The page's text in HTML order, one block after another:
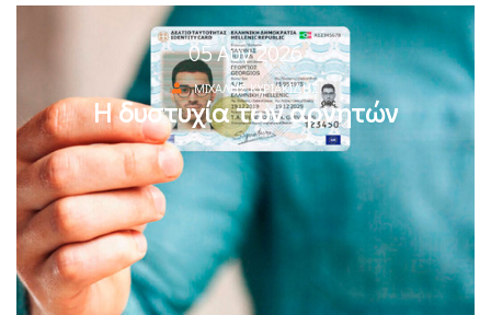
05 Αυγ 2026
ΜΙΧΆΛΗΣ ΚΥΡΙΑΚΊΔΗΣ
Η δυστυχία των αρνητών